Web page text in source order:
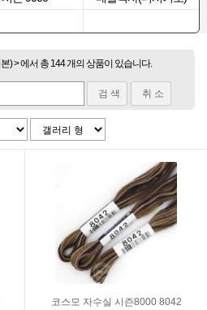
자수실 > 코스모 자수실(일본) > 에서 총 144 개의 상품이 있습니다.
코스모 자수실 시즌8000 8042